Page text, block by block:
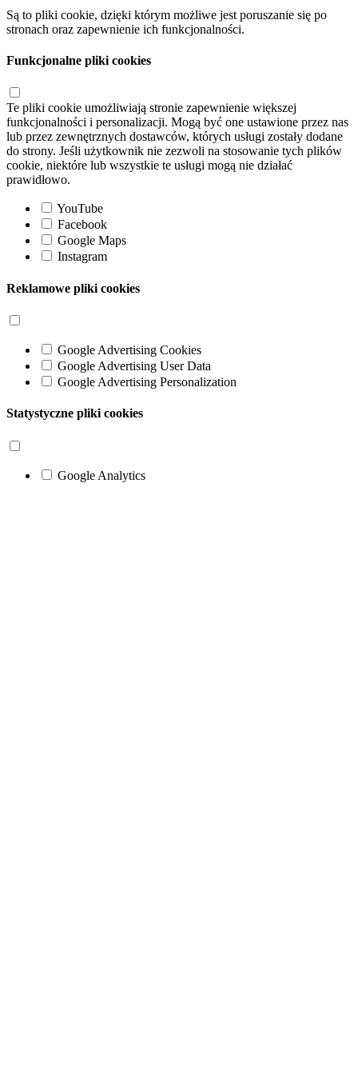
Są to pliki cookie, dzięki którym możliwe jest poruszanie się po
stronach oraz zapewnienie ich funkcjonalności.
Funkcjonalne pliki cookies
Te pliki cookie umożliwiają stronie zapewnienie większej
funkcjonalności i personalizacji. Mogą być one ustawione przez nas
lub przez zewnętrznych dostawców, których usługi zostały dodane
do strony. Jeśli użytkownik nie zezwoli na stosowanie tych plików
cookie, niektóre lub wszystkie te usługi mogą nie działać
prawidłowo.
YouTube
Facebook
Google Maps
Instagram
Reklamowe pliki cookies
Google Advertising Cookies
Google Advertising User Data
Google Advertising Personalization
Statystyczne pliki cookies
Google Analytics